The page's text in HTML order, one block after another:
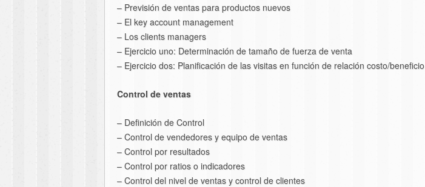
– Previsión de ventas para productos nuevos
– El key account management
– Los clients managers
– Ejercicio uno: Determinación de tamaño de fuerza de venta
– Ejercicio dos: Planificación de las visitas en función de relación costo/beneficio
Control de ventas
– Definición de Control
– Control de vendedores y equipo de ventas
– Control por resultados
– Control por ratios o indicadores
– Control del nivel de ventas y control de clientes